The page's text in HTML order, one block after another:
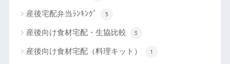
産後宅配弁当ﾗﾝｷﾝｸﾞ 3
産後向け食材宅配・生協比較 3
産後向け食材宅配（料理キット） 1